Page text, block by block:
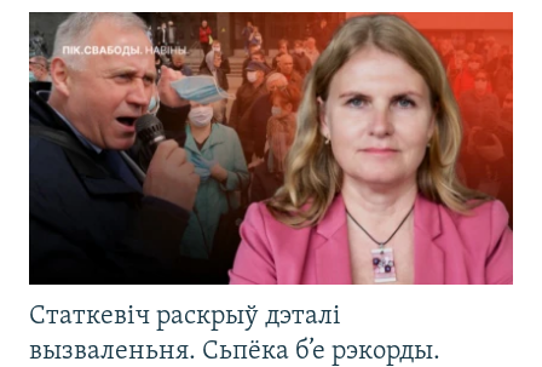
Статкевіч раскрыў дэталі
вызваленьня. Сьпёка б’е рэкорды.